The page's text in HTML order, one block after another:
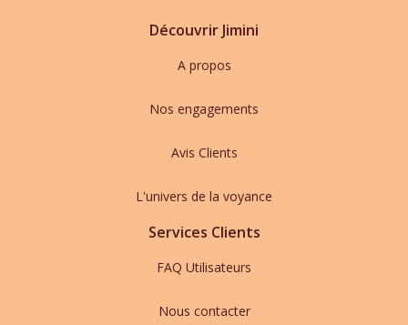
Découvrir Jimini
A propos
Nos engagements
Avis Clients
L'univers de la voyance
Services Clients
FAQ Utilisateurs
Nous contacter